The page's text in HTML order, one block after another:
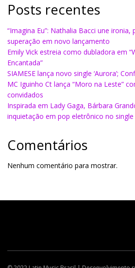
Posts recentes
“Imagina Eu”: Nathalia Bacci une ironia,
superação em novo lançamento
Emily Vick estreia como dubladora em
Encantada”
SIAMESE lança novo single ‘Aurora’;
MC Iguinho Ct lança “Moro na Leste”
convidados
Inspirada em Lady Gaga, Bárbara
inquietação em pop eletrônico no single
Comentários
Nenhum comentário para mostrar.